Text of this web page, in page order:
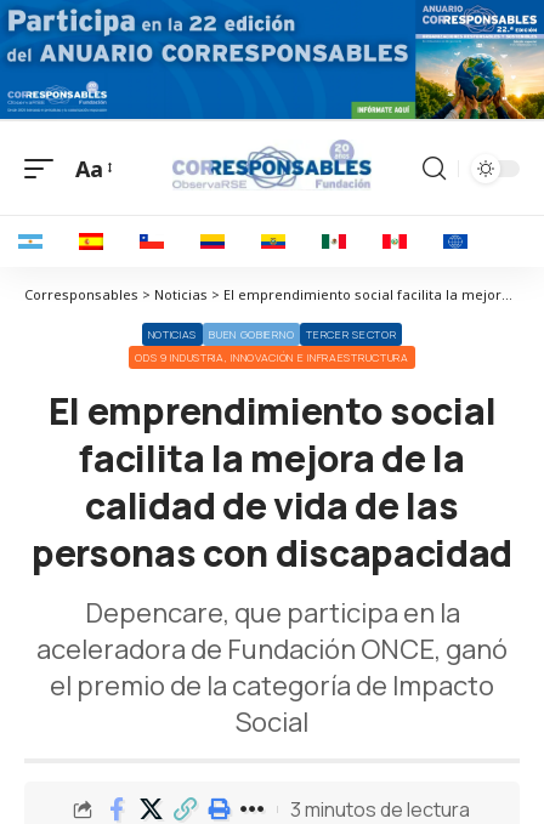
Aa
Corresponsables > Noticias > El emprendimiento social facilita la mejora de la calidad de vida de las personas con discapacidad
NOTICIAS BUEN GOBIERNO
TERCER SECTOR
ODS 9 INDUSTRIA, INNOVACIÓN E INFRAESTRUCTURA
El emprendimiento social
facilita la mejora de la
calidad de vida de las
personas con discapacidad
Depencare, que participa en la
aceleradora de Fundación ONCE, ganó
el premio de la categoría de Impacto
Social
3 minutos de lectura